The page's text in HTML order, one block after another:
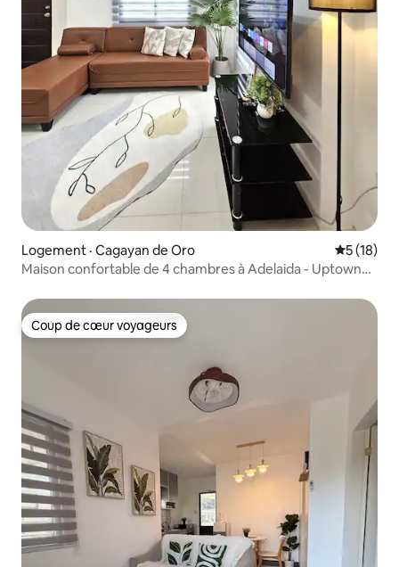
Logement · Cagayan de Oro Note
5 (18)
Maison confortable de 4 chambres à Adelaida - Uptown
Coup de cœur voyageurs
Coup de cœur voyageurs